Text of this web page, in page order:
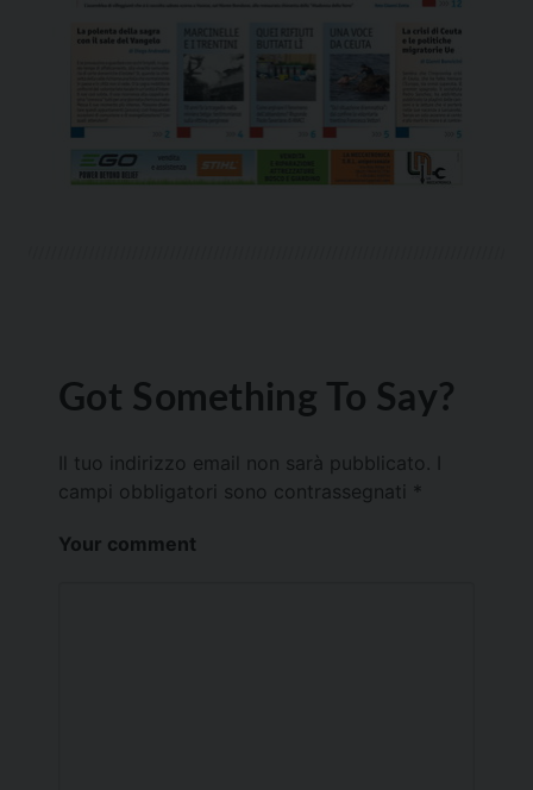
Got Something To Say?
Il tuo indirizzo email non sarà pubblicato.
campi obbligatori sono contrassegnati *
Your comment